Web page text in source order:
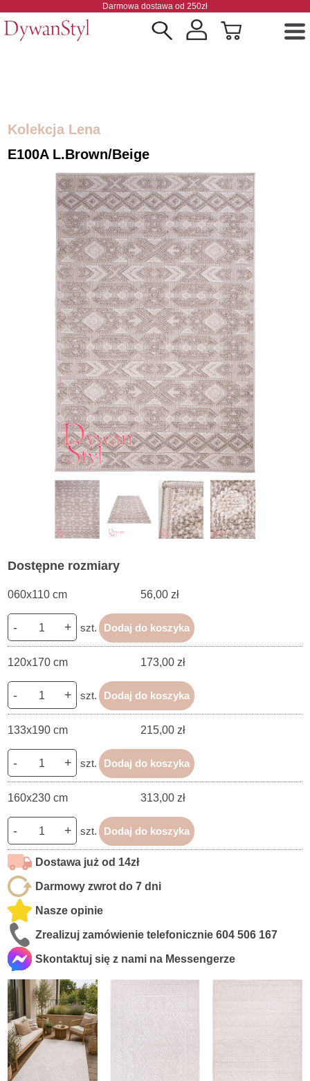
Darmowa dostawa od 250zł
Kolekcja Lena
E100A L.brown/beige
Dostępne rozmiary
060x110 cm 56,00 zł
- + szt. Dodaj do koszyka
120x170 cm 173,00 zł
- + szt. Dodaj do koszyka
133x190 cm 215,00 zł
- + szt. Dodaj do koszyka
160x230 cm 313,00 zł
- + szt. Dodaj do koszyka
Dostawa już od 14zł
Darmowy zwrot do 7 dni
Nasze opinie
Zrealizuj zamówienie telefonicznie604 506 167
Skontaktuj się z nami na Messengerze